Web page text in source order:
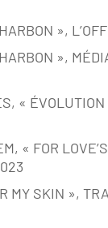
»,
»,
«
« FOR
MY SKIN »,